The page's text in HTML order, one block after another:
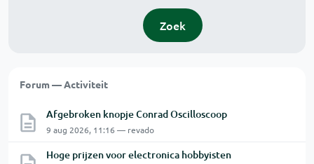
Zoek
Forum — Activiteit
Afgebroken knopje Conrad Oscilloscoop
9 aug 2026, 11:16 — revado
Hoge prijzen voor electronica hobbyisten